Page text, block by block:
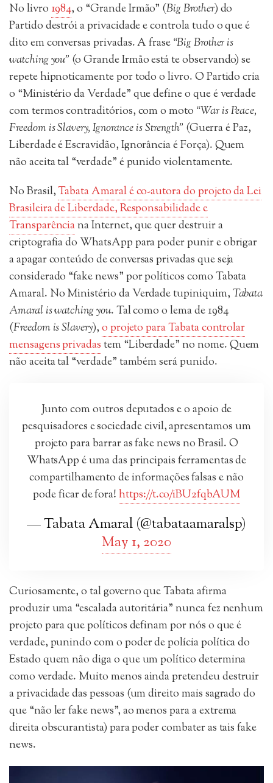
No livro 1984, o “Grande Irmão” (Big Brother) do
Partido destrói a privacidade e controla tudo o que é
dito em conversas privadas. A frase“Big Brother is
watching you” (o Grande Irmão está te observando) se
repete hipnoticamente por todo o livro. O Partido cria
o “Ministério da Verdade” que define o que é verdade
com termos contraditórios, com o moto “War is Peace,
Freedom is Slavery, Ignorance is Strength” (Guerra é Paz,
Liberdade é Escravidão, Ignorância é Força). Quem
não aceita tal “verdade” é punido violentamente.
No Brasil,Tabata Amaral é co-autora do projeto da Lei
Brasileira de Liberdade, Responsabilidade e
Transparênciana Internet, que quer destruir a
criptografia do WhatsApp para poder punir e obrigar
a apagar conteúdo de conversas privadas que seja
considerado “fake news” por políticos como Tabata
Amaral. No Ministério da Verdade tupiniquim,Tabata
Amaral is watching you. Tal como o lema de 1984
(Freedom is Slavery),o projeto para Tabata controlar
mensagens privadastem “Liberdade” no nome. Quem
não aceita tal “verdade” também será punido.
Junto com outros deputados e o apoio de
pesquisadores e sociedade civil, apresentamos um
projeto para barrar as fake news no Brasil. O
WhatsApp é uma das principais ferramentas de
compartilhamento de informações falsas e não
pode ficar de fora!https://t.co/iBU2fqbAUM
— Tabata Amaral (@tabataamaralsp)
May 1, 2020
Curiosamente, o tal governo que Tabata afirma
produzir uma “escalada autoritária” nunca fez nenhum
projeto para que políticos definam por nós o que é
verdade, punindo com o poder de polícia política do
Estado quem não diga o que um político determina
como verdade. Muito menos ainda pretendeu destruir
a privacidade das pessoas (um direito mais sagrado do
que “não ler fake news”, ao menos para a extrema
direita obscurantista) para poder combater as tais fake
news.